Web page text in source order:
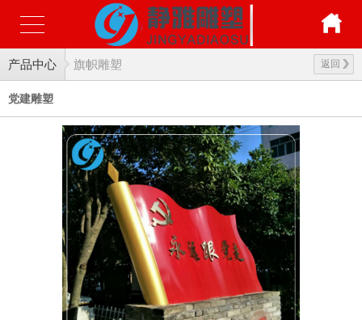
产品中心 返回
旗帜雕塑
党建雕塑